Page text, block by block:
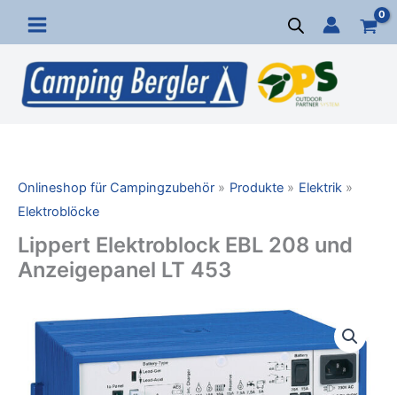
Inhalt
springen
Onlineshop für Campingzubehör Produkte
Elektrik
Elektroblöcke
Lippert Elektroblock EBL 208 und
Anzeigepanel LT 453
Elektroblock
und